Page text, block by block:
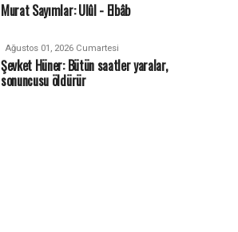
Murat Sayımlar: Ulûl - Elbâb
Ağustos 01, 2026 Cumartesi
Şevket Hüner: Bütün saatler yaralar,
sonuncusu öldürür